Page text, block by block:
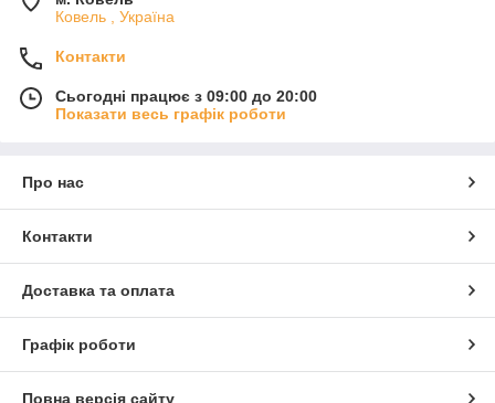
Ковель , Україна
Контакти
Сьогодні працює з 09:00 до 20:00
Показати весь графік роботи
Про нас
Контакти
Доставка та оплата
Графік роботи
Повна версія сайту